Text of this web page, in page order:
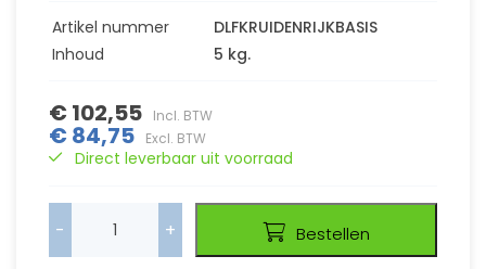
Artikel nummer
DLFKRUIDENRIJKBASIS
Inhoud
5 kg.
€ 102,55 Incl. BTW
€ 84,75 Excl. BTW
Direct leverbaar uit voorraad
- + Bestellen